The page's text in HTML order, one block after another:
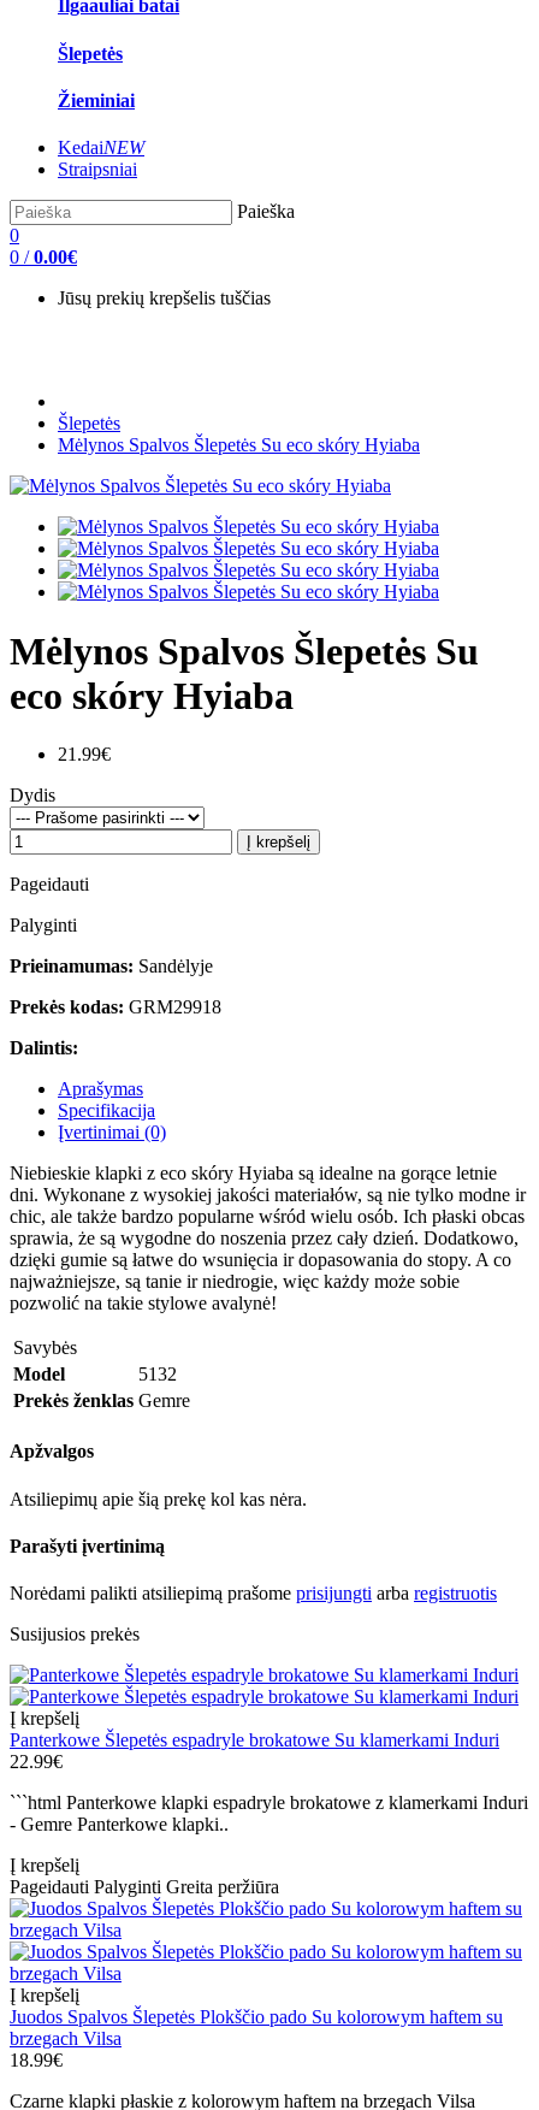
Ilgaauliai batai
Šlepetės
Žieminiai
KedaiNEW
Straipsniai
Paieška
0
0 / 0.00€
Jūsų prekių krepšelis tuščias
Šlepetės
Mėlynos Spalvos Šlepetės Su eco skóry Hyiaba
Mėlynos Spalvos Šlepetės Su
eco skóry Hyiaba
21.99€
Dydis
Į krepšelį
Pageidauti
Palyginti
Prieinamumas: Sandėlyje
Prekės kodas: GRM29918
Dalintis:
Aprašymas
Specifikacija
Įvertinimai (0)
Niebieskie klapki z eco skóry Hyiaba są idealne na gorące letnie
dni. Wykonane z wysokiej jakości materiałów, są nie tylko modne ir
chic, ale także bardzo popularne wśród wielu osób. Ich płaski obcas
sprawia, że są wygodne do noszenia przez cały dzień. Dodatkowo,
dzięki gumie są łatwe do wsunięcia ir dopasowania do stopy. A co
najważniejsze, są tanie ir niedrogie, więc każdy może sobie
pozwolić na takie stylowe avalynė!
Savybės
Model
5132
Prekės ženklas Gemre
Apžvalgos
Atsiliepimų apie šią prekę kol kas nėra.
Parašyti įvertinimą
Norėdami palikti atsiliepimą prašome prisijungti arba registruotis
Susijusios prekės
Į krepšelį
Panterkowe Šlepetės espadryle brokatowe Su klamerkami Induri
22.99€
```html Panterkowe klapki espadryle brokatowe z klamerkami Induri
- Gemre Panterkowe klapki..
Į krepšelį
Pageidauti Palyginti Greita peržiūra
Į krepšelį
Juodos Spalvos Šlepetės Plokščio pado Su kolorowym haftem su
brzegach Vilsa
18.99€
Czarne klapki płaskie z kolorowym haftem na brzegach Vilsa